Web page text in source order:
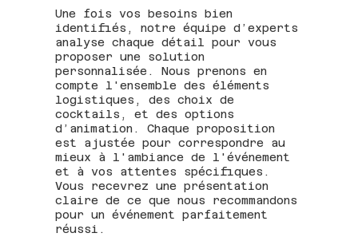
Une fois vos besoins bien
identifiés, notre équipe d’experts
analyse chaque détail pour vous
proposer une solution
personnalisée. Nous prenons en
compte l'ensemble des éléments
logistiques, des choix de
cocktails, et des options
d’animation. Chaque proposition
est ajustée pour correspondre au
mieux à l'ambiance de l'événement
et à vos attentes spécifiques.
Vous recevrez une présentation
claire de ce que nous recommandons
pour un événement parfaitement
réussi.